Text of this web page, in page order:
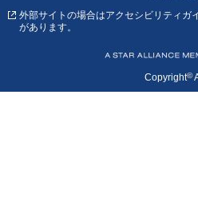
外部サイトの場合はアクセシビリティガ
があります。
Copyright©